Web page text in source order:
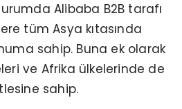
Alibaba B2B tarafı
tüm Asya kıtasında
sahip. Buna ek olarak
ve Afrika ülkelerinde de
sahip.